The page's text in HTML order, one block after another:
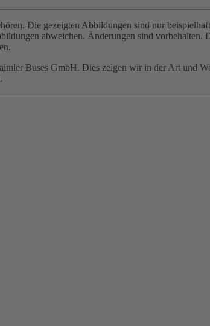
Die gezeigten Abbildungen sind nur
abweichen. Änderungen sind vorbehalten.
Buses GmbH. Dies zeigen wir in der Art und